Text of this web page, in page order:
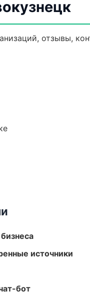
отзывы,
источники
бот